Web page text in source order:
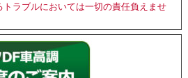
ラブルにおいては一切の責任負えませ